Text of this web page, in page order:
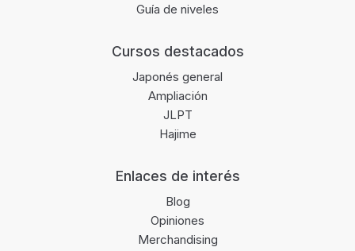
Guía de niveles
Cursos destacados
Japonés general
Ampliación
JLPT
Hajime
Enlaces de interés
Blog
Opiniones
Merchandising